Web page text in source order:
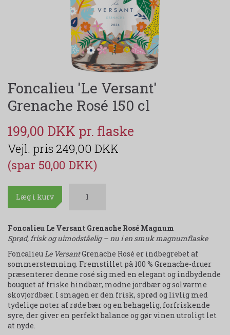
Foncalieu 'Le Versant'
Grenache Rosé 150 cl
199,00 DKK
249,00 DKK
(spar 50,00 DKK)
Læg i kurv
Foncalieu Le Versant Grenache Rosé Magnum
Sprød, frisk og uimodståelig – nu i en smuk magnumflaske
Foncalieu Le VersantGrenache Rosé er indbegrebet af
sommerstemning. Fremstillet på 100 % Grenache-druer
præsenterer denne rosé sig med en elegant og indbydende
bouquet af friske hindbær, modne jordbær og solvarme
skovjordbær. I smagen er den frisk, sprød og livlig med
tydelige noter af røde bær og en behagelig, forfriskende
syre, der giver en perfekt balance og gør vinen utroligt let
at nyde.